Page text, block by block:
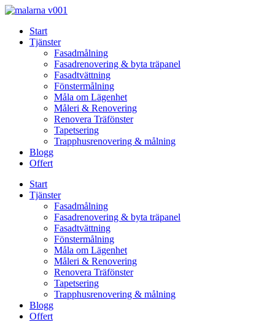
Skip
contentStart
Tjänster
Fasadmålning
Fasadrenovering & byta träpanel
Fasadtvättning
Fönstermålning
Måla om Lägenhet
Måleri & Renovering
Renovera Träfönster
Tapetsering
Trapphusrenovering & målning
Blogg
Offert
Start
Tjänster
Fasadmålning
Fasadrenovering & byta träpanel
Fasadtvättning
Fönstermålning
Måla om Lägenhet
Måleri & Renovering
Renovera Träfönster
Tapetsering
Trapphusrenovering & målning
Blogg
Offert